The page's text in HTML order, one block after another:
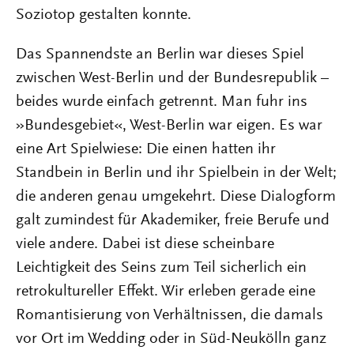
Soziotop gestalten konnte.
Das Spannendste an Berlin war dieses Spiel
zwischen West-Berlin und der Bundesrepublik –
beides wurde einfach getrennt. Man fuhr ins
»Bundesgebiet«, West-Berlin war eigen. Es war
eine Art Spielwiese: Die einen hatten ihr
Standbein in Berlin und ihr Spielbein in der Welt;
die anderen genau umgekehrt. Diese Dialogform
galt zumindest für Akademiker, freie Berufe und
viele andere. Dabei ist diese scheinbare
Leichtigkeit des Seins zum Teil sicherlich ein
retrokultureller Effekt. Wir erleben gerade eine
Romantisierung von Verhältnissen, die damals
vor Ort im Wedding oder in Süd-Neukölln ganz